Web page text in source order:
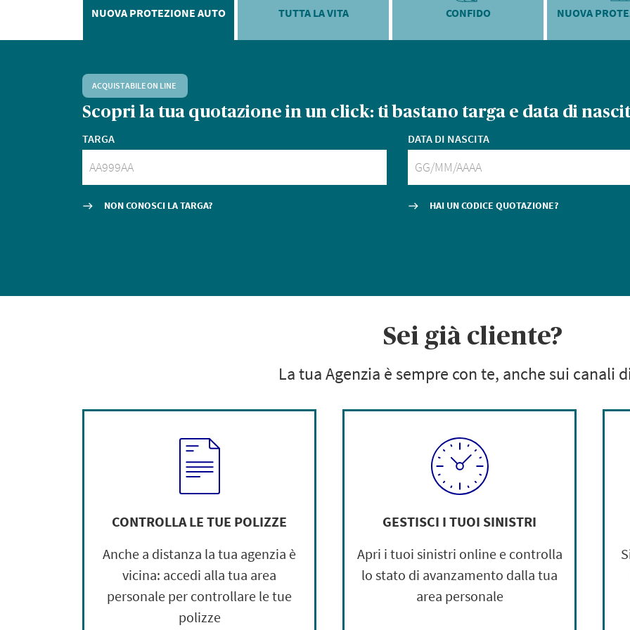
NUOVA PROTEZIONE AUTO TUTTA LA VITA CONFIDO NUOVA
ACQUISTABILE ON LINE
Scopri la tua quotazionein un click: ti bastano targa e data di
TARGA
east NON CONOSCI LA TARGA?
DATA DI NASCITA
east HAI UN CODICE QUOTAZIONE?
Sei già cliente?
La tua Agenzia è sempre con te, anche sui canali
CONTROLLA LE TUE POLIZZE
Anche a distanza la tua agenzia è
vicina: accedi alla tua area
personale per controllare le tue
polizze
GESTISCI I TUOI SINISTRI
Apri i tuoi sinistri online e controlla
lo stato di avanzamento dalla tua
area personale